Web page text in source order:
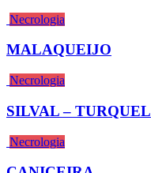
Necrologia
MALAQUEIJO
Necrologia
SILVAL – TURQUEL
Necrologia